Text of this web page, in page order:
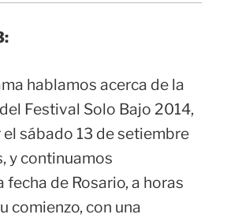
hablamos acerca de la
Festival Solo Bajo 2014,
sábado 13 de setiembre
y continuamos
fecha de Rosario, a horas
comienzo, con una